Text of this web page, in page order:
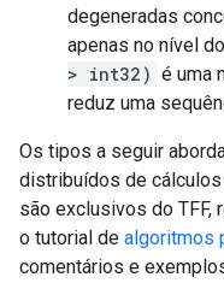
degeneradas
apenas no nível
> int32) é uma
reduz uma
Os tipos a seguir
distribuídos de
são exclusivos do TFF,
o tutorial de algoritmos
comentários e